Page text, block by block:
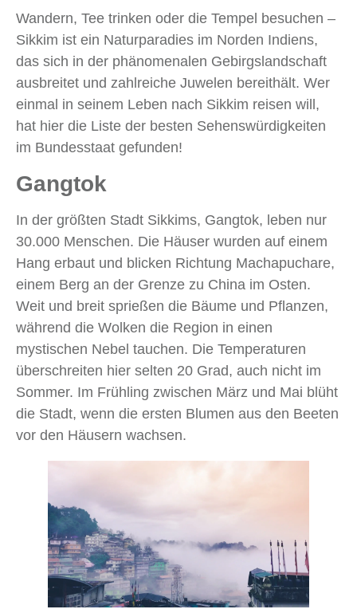
Wandern, Tee trinken oder die Tempel besuchen ‒
Sikkim ist ein Naturparadies im Norden Indiens,
das sich in der phänomenalen Gebirgslandschaft
ausbreitet und zahlreiche Juwelen bereithält. Wer
einmal in seinem Leben nach Sikkim reisen will,
hat hier die Liste der besten Sehenswürdigkeiten
im Bundesstaat gefunden!
Gangtok
In der größten Stadt Sikkims, Gangtok, leben nur
30.000 Menschen. Die Häuser wurden auf einem
Hang erbaut und blicken Richtung Machapuchare,
einem Berg an der Grenze zu China im Osten.
Weit und breit sprießen die Bäume und Pflanzen,
während die Wolken die Region in einen
mystischen Nebel tauchen. Die Temperaturen
überschreiten hier selten 20 Grad, auch nicht im
Sommer. Im Frühling zwischen März und Mai blüht
die Stadt, wenn die ersten Blumen aus den Beeten
vor den Häusern wachsen.